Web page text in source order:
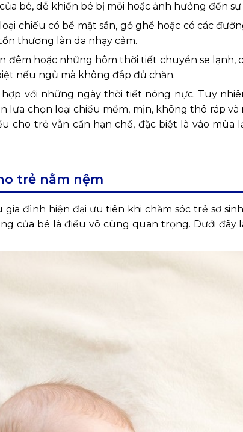
bé, dễ khiến bé bị mỏi hoặc ảnh hưởng đến
chiếu có bề mặt sần, gồ ghề hoặc có các
thương làn da nhạy cảm.
đêm hoặc những hôm thời tiết chuyển se lạnh,
nếu ngủ mà không đắp đủ chăn.
với những ngày thời tiết nóng nực. Tuy
lựa chọn loại chiếu mềm, mịn, không thô ráp
cho trẻ vẫn cần hạn chế, đặc biệt là vào mùa
trẻ nằm nệm
đình hiện đại ưu tiên khi chăm sóc trẻ sơ
của bé là điều vô cùng quan trọng. Dưới đây